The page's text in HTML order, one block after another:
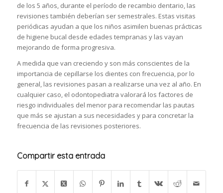
de los 5 años, durante el período de recambio dentario, las
revisiones también deberían ser semestrales. Estas visitas
periódicas ayudan a que los niños asimilen buenas prácticas
de higiene bucal desde edades tempranas y las vayan
mejorando de forma progresiva.
A medida que van creciendo y son más conscientes de la
importancia de cepillarse los dientes con frecuencia, por lo
general, las revisiones pasan a realizarse una vez al año. En
cualquier caso, el odontopediatra valorará los factores de
riesgo individuales del menor para recomendar las pautas
que más se ajustan a sus necesidades y para concretar la
frecuencia de las revisiones posteriores.
Compartir esta entrada